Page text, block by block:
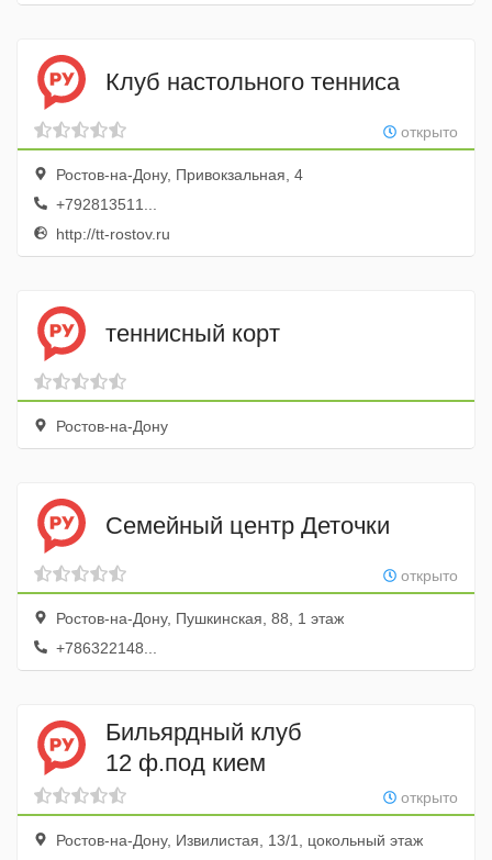
Клуб настольного тенниса
открыто
Ростов-на-Дону, Привокзальная, 4
+792813511...
http://tt-rostov.ru
теннисный корт
Ростов-на-Дону
Семейный центр Деточки
открыто
Ростов-на-Дону, Пушкинская, 88, 1 этаж
+786322148...
Бильярдный клуб
12 ф.под кием
открыто
Ростов-на-Дону, Извилистая, 13/1, цокольный этаж